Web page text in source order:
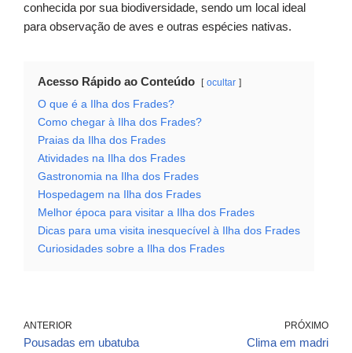
conhecida por sua biodiversidade, sendo um local ideal
para observação de aves e outras espécies nativas.
Acesso Rápido ao Conteúdo ocultar
O que é a Ilha dos Frades?
Como chegar à Ilha dos Frades?
Praias da Ilha dos Frades
Atividades na Ilha dos Frades
Gastronomia na Ilha dos Frades
Hospedagem na Ilha dos Frades
Melhor época para visitar a Ilha dos Frades
Dicas para uma visita inesquecível à Ilha dos Frades
Curiosidades sobre a Ilha dos Frades
ANTERIOR
Pousadas em ubatuba
PRÓXIMO
Clima em madri